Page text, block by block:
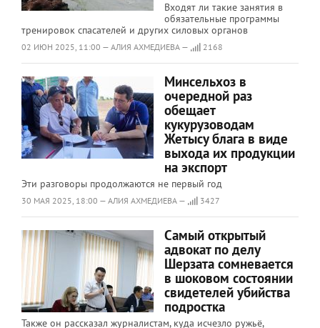
Входят ли такие занятия в
обязательные программы
тренировок спасателей и других силовых органов
02 ИЮН 2025, 11:00 — АЛИЯ АХМЕДИЕВА — 2168
Минсельхоз в
очередной раз
обещает
кукурузоводам
Жетысу блага в виде
выхода их продукции
на экспорт
Эти разговоры продолжаются не первый год
30 МАЯ 2025, 18:00 — АЛИЯ АХМЕДИЕВА — 3427
Самый открытый
адвокат по делу
Шерзата сомневается
в шоковом состоянии
свидетелей убийства
подростка
Также он рассказал журналистам, куда исчезло ружьё,